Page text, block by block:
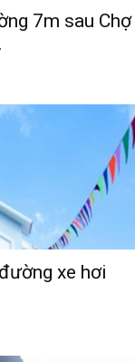
7m sau Chợ
xe hơi